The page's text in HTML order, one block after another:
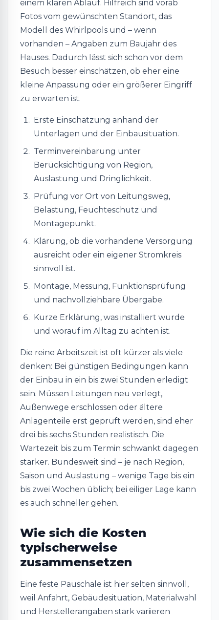
einem klaren Ablauf. Hilfreich sind vorab
Fotos vom gewünschten Standort, das
Modell des Whirlpools und – wenn
vorhanden – Angaben zum Baujahr des
Hauses. Dadurch lässt sich schon vor dem
Besuch besser einschätzen, ob eher eine
kleine Anpassung oder ein größerer Eingriff
zu erwarten ist.
Erste Einschätzung anhand der
Unterlagen und der Einbausituation.
Terminvereinbarung unter
Berücksichtigung von Region,
Auslastung und Dringlichkeit.
Prüfung vor Ort von Leitungsweg,
Belastung, Feuchteschutz und
Montagepunkt.
Klärung, ob die vorhandene Versorgung
ausreicht oder ein eigener Stromkreis
sinnvoll ist.
Montage, Messung, Funktionsprüfung
und nachvollziehbare Übergabe.
Kurze Erklärung, was installiert wurde
und worauf im Alltag zu achten ist.
Die reine Arbeitszeit ist oft kürzer als viele
denken: Bei günstigen Bedingungen kann
der Einbau in ein bis zwei Stunden erledigt
sein. Müssen Leitungen neu verlegt,
Außenwege erschlossen oder ältere
Anlagenteile erst geprüft werden, sind eher
drei bis sechs Stunden realistisch. Die
Wartezeit bis zum Termin schwankt dagegen
stärker. Bundesweit sind – je nach Region,
Saison und Auslastung – wenige Tage bis ein
bis zwei Wochen üblich; bei eiliger Lage kann
es auch schneller gehen.
Wie sich die Kosten
typischerweise
zusammensetzen
Eine feste Pauschale ist hier selten sinnvoll,
weil Anfahrt, Gebäudesituation, Materialwahl
und Herstellerangaben stark variieren